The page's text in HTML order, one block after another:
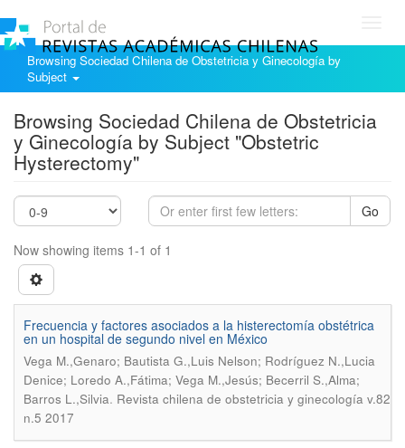
Browsing Sociedad Chilena de Obstetricia y Ginecología by
Subject
Browsing Sociedad Chilena de Obstetricia
y Ginecología by Subject "Obstetric
Hysterectomy"
Go
Now showing items 1-1 of 1
Frecuencia y factores asociados a la histerectomía obstétrica
en un hospital de segundo nivel en México
Vega M.,Genaro; Bautista G.,Luis Nelson; Rodríguez N.,Lucia
Denice; Loredo A.,Fátima; Vega M.,Jesús; Becerril S.,Alma;
Barros L.,Silvia. Revista chilena de obstetricia y ginecología v.82
n.5 2017